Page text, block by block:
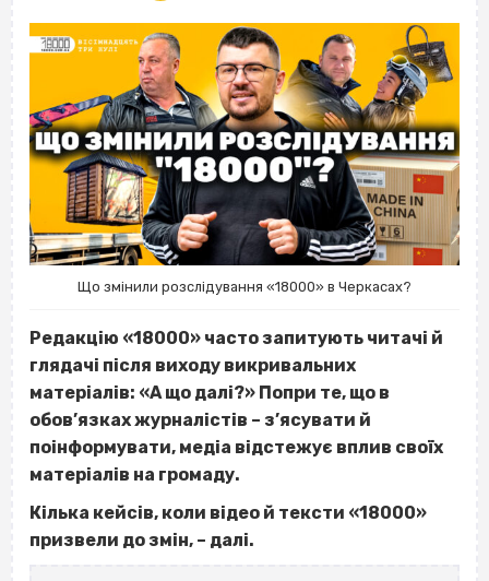
Що змінили розслідування «18000» в Черкасах?
Редакцію «18000» часто запитують читачі й
глядачі після виходу викривальних
матеріалів: «А що далі?» Попри те, що в
обов’язках журналістів – з’ясувати й
поінформувати, медіа відстежує вплив своїх
матеріалів на громаду.
Кілька кейсів, коли відео й тексти «18000»
призвели до змін, – далі.